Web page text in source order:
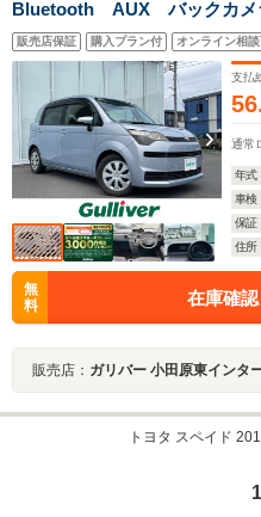
Bluetooth AUX バックカ
スペアキー
販売店保証 購入プラン付 オンライン相談
支払
通常
年式
車検
保証
住所
無
料
在庫確
販売店： ガリバー 小田原東インタ
トヨタ スペイド
1